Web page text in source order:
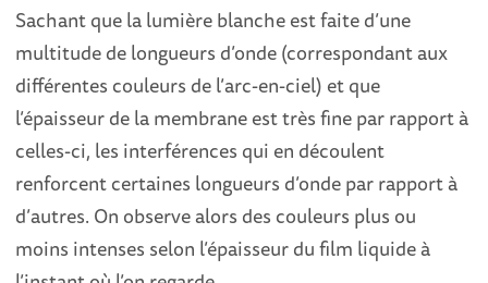
Sachant que la lumière blanche est faite d’une
multitude de longueurs d’onde (correspondant aux
différentes couleurs de l’arc-en-ciel) et que
l’épaisseur de la membrane est très fine par rapport à
celles-ci, les interférences qui en découlent
renforcent certaines longueurs d’onde par rapport à
d’autres. On observe alors des couleurs plus ou
moins intenses selon l’épaisseur du film liquide à